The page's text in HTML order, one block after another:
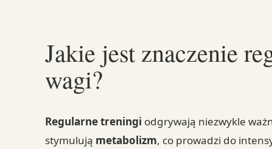
Jakie jest znaczenie
wagi?
Regularne treningi odgrywają niezwykle
stymulują metabolizm, co prowadzi do